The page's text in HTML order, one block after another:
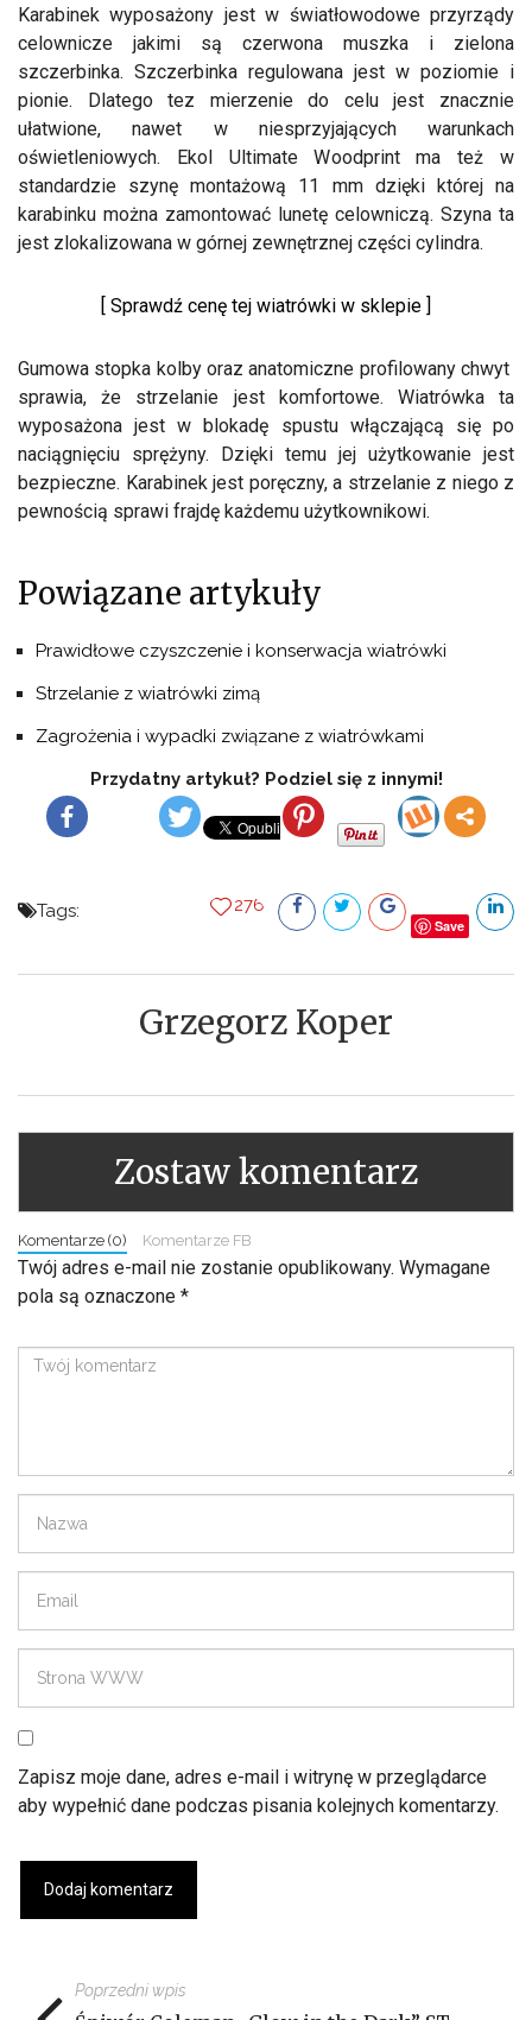
Karabinek wyposażony jest w światłowodowe przyrządy
celownicze jakimi są czerwona muszka i zielona
szczerbinka. Szczerbinka regulowana jest w poziomie i
pionie. Dlatego tez mierzenie do celu jest znacznie
ułatwione, nawet w niesprzyjających warunkach
oświetleniowych. Ekol Ultimate Woodprint ma też w
standardzie szynę montażową 11 mm dzięki której na
karabinku można zamontować lunetę celowniczą. Szyna ta
jest zlokalizowana w górnej zewnętrznej części cylindra.
[ Sprawdź cenę tej wiatrówki w sklepie ]
Gumowa stopka kolby oraz anatomiczne profilowany chwyt
sprawia, że strzelanie jest komfortowe. Wiatrówka ta
wyposażona jest w blokadę spustu włączającą się po
naciągnięciu sprężyny. Dzięki temu jej użytkowanie jest
bezpieczne. Karabinek jest poręczny, a strzelanie z niego z
pewnością sprawi frajdę każdemu użytkownikowi.
Powiązane artykuły
Prawidłowe czyszczenie i konserwacja wiatrówki
Strzelanie z wiatrówki zimą
Zagrożenia i wypadki związane z wiatrówkami
Przydatny artykuł? Podziel się z innymi!
Tags: 276
Save
Grzegorz Koper
Zostaw komentarz
Komentarze (0) Komentarze FB
Twój adres e-mail nie zostanie opublikowany. Wymagane
pola są oznaczone *
Zapisz moje dane, adres e-mail i witrynę w przeglądarce
aby wypełnić dane podczas pisania kolejnych komentarzy.
Poprzedni wpis